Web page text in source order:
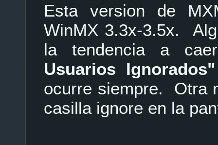
Esta version de
WinMX 3.3x-3.5x.
la tendencia a
Usuarios
ocurre siempre. Otra
casilla ignore en la